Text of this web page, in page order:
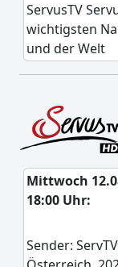
ServusTV
wichtigsten
und der Welt
Mittwoch
18:00 Uhr:
Sender: